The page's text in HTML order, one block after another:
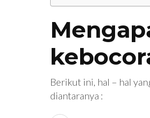
Berikut ini, hal – hal
diantaranya :